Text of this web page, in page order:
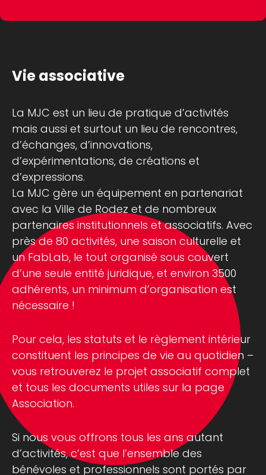
Vie associative
La MJC est un lieu de pratique d’activités
mais aussi et surtout un lieu de rencontres,
d’échanges, d’innovations,
d’expérimentations, de créations et
d’expressions.
La MJC gère un équipement en partenariat
avec la Ville de Rodez et de nombreux
partenaires institutionnels et associatifs. Avec
près de 80 activités, une saison culturelle et
un FabLab, le tout organisé sous couvert
d’une seule entité juridique, et environ 3500
adhérents, un minimum d’organisation est
nécessaire !
Pour cela, les statuts et le règlement intérieur
constituent les principes de vie au quotidien –
vous retrouverez le projet associatif complet
et tous les documents utiles sur la page
Association.
Si nous vous offrons tous les ans autant
d’activités, c’est que l’ensemble des
bénévoles et professionnels sont portés par